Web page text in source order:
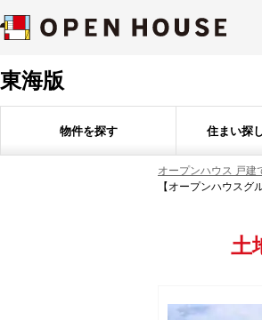
東海版
物件を探す 住まい探
オープンハウス 戸建
【オープンハウス
土